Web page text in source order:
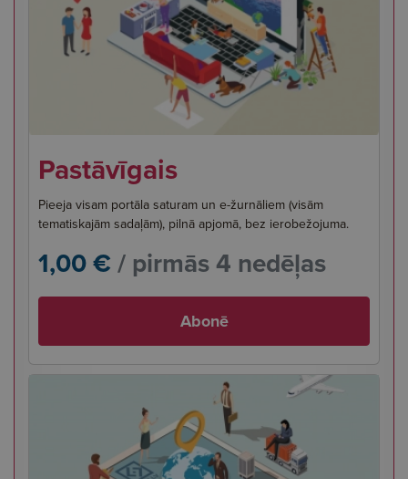
Pastāvīgais
Pieeja visam portāla saturam un e-žurnāliem (visām
tematiskajām sadaļām), pilnā apjomā, bez ierobežojuma.
1,00 €/ pirmās 4 nedēļas
Abonē